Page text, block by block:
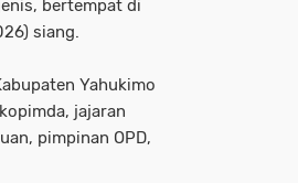
bertempat di
siang.
Yahukimo
jajaran
pimpinan OPD,